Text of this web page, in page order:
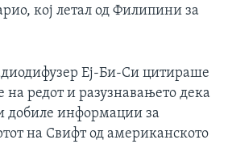
кој летал од Филипини за
Еј-Би-Си цитираше
на редот и разузнавањето дека
добиле информации за
на Свифт од американското